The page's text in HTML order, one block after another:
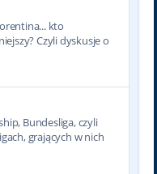
kto
Czyli dyskusje o
Bundesliga, czyli
grających w nich